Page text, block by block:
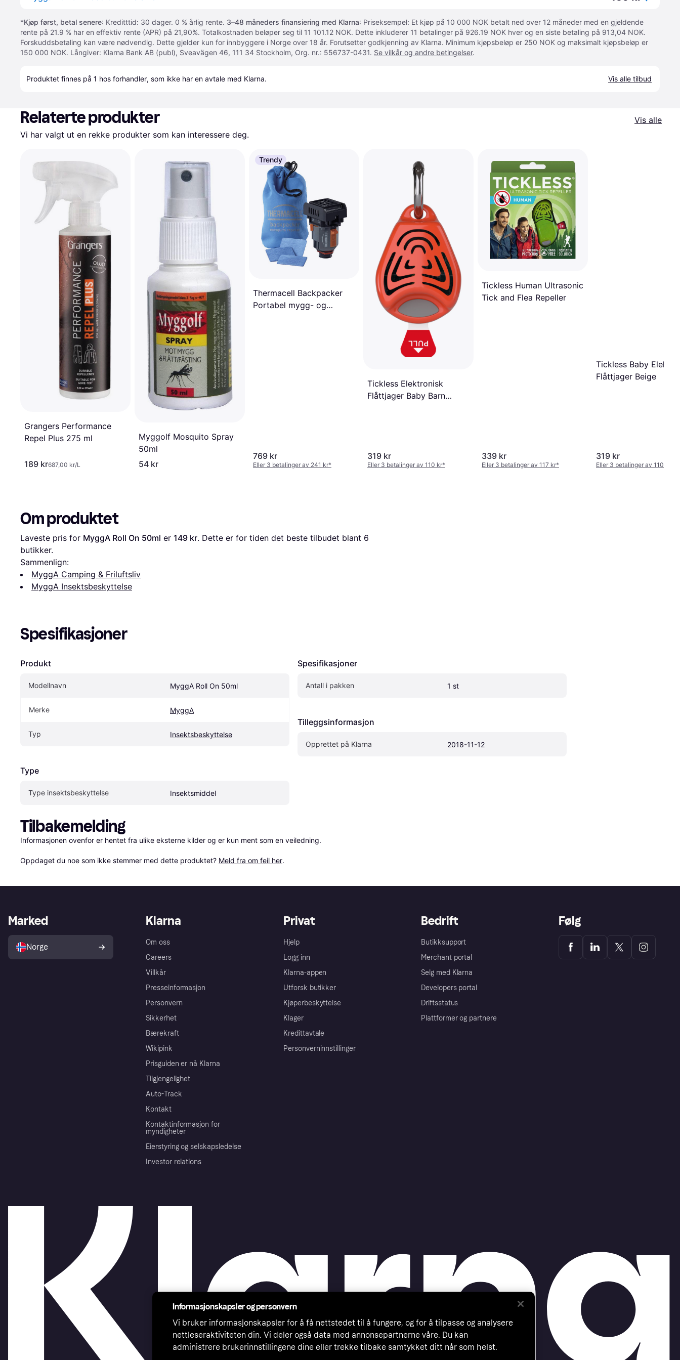
*Kjøp først, betal senere: Kreditttid: 30 dager. 0 % årlig rente. 3–48 måneders finansiering med Klarna: Priseksempel: Et kjøp på 10 000 NOK betalt ned over 12 måneder med en gjeldende
rente på 21.9 % har en effektiv rente (APR) på 21,90%. Totalkostnaden beløper seg til 11 101.12 NOK. Dette inkluderer 11 betalinger på 926.19 NOK hver og en siste betaling på 913,04 NOK.
Forskuddsbetaling kan være nødvendig. Dette gjelder kun for innbyggere i Norge over 18 år. Forutsetter godkjenning av Klarna. Minimum kjøpsbeløp er 250 NOK og maksimalt kjøpsbeløp er
150 000 NOK. Långiver: Klarna Bank AB (publ), Sveavägen 46, 111 34 Stockholm, Org. nr.: 556737-0431. Se vilkår og andre betingelser.
Produktet finnes på 1 hos forhandler, som ikke har en avtale med Klarna. Vis alle tilbud
Relaterte produkter
Vis alle
Vi har valgt ut en rekke produkter som kan interessere deg.
Grangers Performance
Repel Plus 275 ml
189 kr687,00 kr/L
Myggolf Mosquito Spray
50ml
54 kr
Trendy
Thermacell Backpacker
Portabel mygg- og
769 kr
Eller 3 betalinger av 241 kr*
Tickless Elektronisk
Flåttjager Baby Barn
319 kr
Eller 3 betalinger av 110 kr*
Tickless Human Ultrasonic
Tick and Flea Repeller
339 kr
Eller 3 betalinger av 117 kr*
Tickless Baby
Flåttjager Beige
319 kr
Eller 3 betalinger av 110 kr
Om produktet
Laveste pris for MyggA Roll On 50ml er 149 kr. Dette er for tiden det beste tilbudet blant 6
butikker.
Sammenlign:
MyggA Camping & Friluftsliv
MyggA Insektsbeskyttelse
Spesifikasjoner
Produkt
Modellnavn MyggA Roll On 50ml
Merke MyggA
Typ Insektsbeskyttelse
Type
Type insektsbeskyttelse Insektsmiddel
Spesifikasjoner
Antall i pakken 1 st
Tilleggsinformasjon
Opprettet på Klarna 2018-11-12
Tilbakemelding
Informasjonen ovenfor er hentet fra ulike eksterne kilder og er kun ment som en veiledning.
Oppdaget du noe som ikke stemmer med dette produktet? Meld fra om feil her.
Klarna
Om oss
Careers
Villkår
Presseinformasjon
Personvern
Sikkerhet
Bærekraft
Wikipink
Prisguiden er nå Klarna
Tilgjengelighet
Auto-Track
Kontakt
Kontaktinformasjon for
myndigheter
Eierstyring og selskapsledelse
Investor relations
Privat
Hjelp
Logg inn
Klarna-appen
Utforsk butikker
Kjøperbeskyttelse
Klager
Kredittavtale
Personverninnstillinger
Bedrift
Butikksupport
Merchant portal
Selg med Klarna
Developers portal
Driftsstatus
Plattformer og partnere
Marked
Norge
Følg
Informasjonskapsler og personvern
Vi bruker informasjonskapsler for å få nettstedet til å fungere, og for å tilpasse og analysere
nettleseraktiviteten din. Vi deler også data med annonsepartnerne våre. Du kan
administrere brukerinnstillingene dine eller trekke tilbake samtykket ditt når som helst.